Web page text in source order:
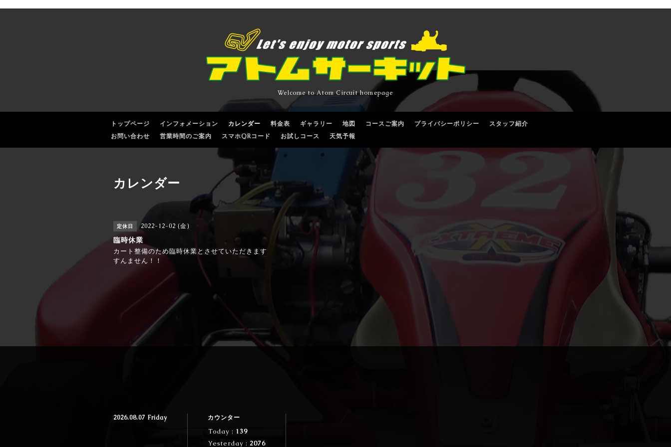
Welcome to Atom Circuit homepage
トップページ インフォメーション カレンダー 料金表 ギャラリー 地図 コースご案内 プライバシーポリシー
スタッフ紹介
お問い合わせ
営業時間のご案内 スマホQRコード お試しコース 天気予報
カレンダー
定休日 2022-12-02 (金)
臨時休業
カート整備のため臨時休業とさせていただきます
すんません！！
2026.08.07 Friday カウンター
Today : 139
Yesterday : 2076